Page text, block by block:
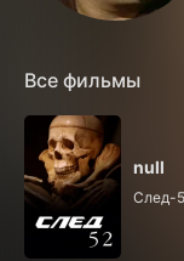
Все фильмы
null
След-